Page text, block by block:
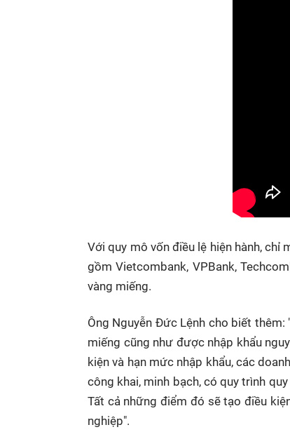
Với quy mô vốn điều lệ hiện hành, chỉ
gồm Vietcombank, VPBank,
vàng miếng.
Ông Nguyễn Đức Lệnh cho biết
miếng cũng như được nhập khẩu
kiện và hạn mức nhập khẩu, các
công khai, minh bạch, có quy trình
Tất cả những điểm đó sẽ tạo điều
nghiệp".